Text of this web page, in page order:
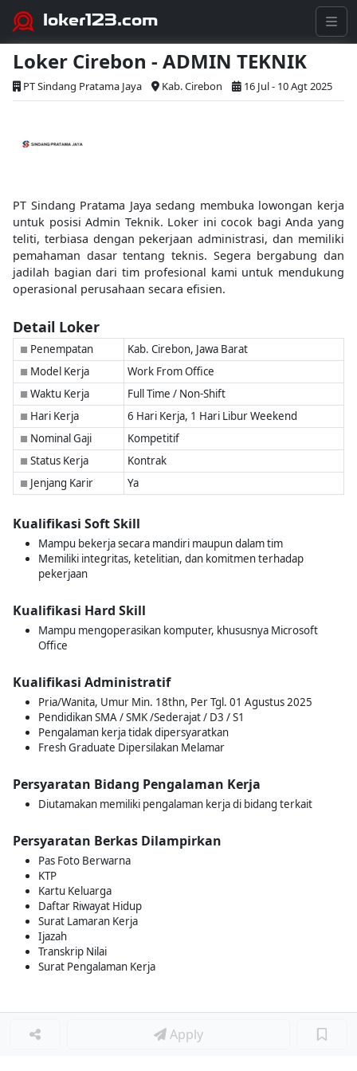
loker123.com
Loker Cirebon - ADMIN TEKNIK
PT Sindang Pratama Jaya Kab. Cirebon 16 Jul - 10 Agt 2025
PT Sindang Pratama Jaya sedang membuka lowongan kerja
untuk posisi Admin Teknik. Loker ini cocok bagi Anda yang
teliti, terbiasa dengan pekerjaan administrasi, dan memiliki
pemahaman dasar tentang teknis. Segera bergabung dan
jadilah bagian dari tim profesional kami untuk mendukung
operasional perusahaan secara efisien.
Detail Loker
■ Penempatan Kab. Cirebon, Jawa Barat
■ Model Kerja Work From Office
■ Waktu Kerja Full Time / Non-Shift
■ Hari Kerja 6 Hari Kerja, 1 Hari Libur Weekend
■ Nominal Gaji Kompetitif
■ Status Kerja Kontrak
■ Jenjang Karir Ya
Kualifikasi Soft Skill
Mampu bekerja secara mandiri maupun dalam tim
Memiliki integritas, ketelitian, dan komitmen terhadap
pekerjaan
Kualifikasi Hard Skill
Mampu mengoperasikan komputer, khususnya Microsoft
Office
Kualifikasi Administratif
Pria/Wanita, Umur Min. 18thn, Per Tgl. 01 Agustus 2025
Pendidikan SMA / SMK /Sederajat / D3 / S1
Pengalaman kerja tidak dipersyaratkan
Fresh Graduate Dipersilakan Melamar
Persyaratan Bidang Pengalaman Kerja
Diutamakan memiliki pengalaman kerja di bidang terkait
Persyaratan Berkas Dilampirkan
Pas Foto Berwarna
KTP
Kartu Keluarga
Daftar Riwayat Hidup
Surat Lamaran Kerja
Ijazah
Transkrip Nilai
Surat Pengalaman Kerja
Apply